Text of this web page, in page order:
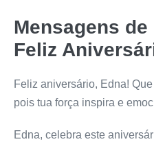
Mensagens de
Feliz
Feliz aniversário, Edna!
pois tua força inspira e
Edna, celebra este